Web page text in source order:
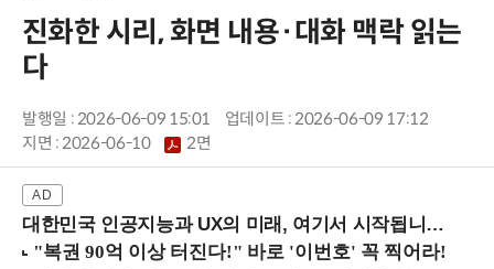
진화한 시리, 화면 내용·대화 맥락 읽는
다
발행일 : 2026-06-09 15:01
업데이트 : 2026-06-09 17:12
지면 :2026-06-10 2면
대한민국 인공지능과 UX의 미래, 여기서 시작됩니다! (9/2 강남역)